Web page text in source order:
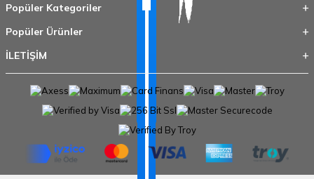
Popüler Kategoriler
Popüler Ürünler
İLETİŞİM